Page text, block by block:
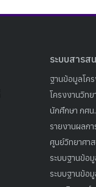
ระบบสารส
ฐานข้อมูลโค
โครงงานวิท
นักศึกษา กศน.
รายงานผลก
ศูนย์วิทยาศา
ระบบฐานข้อ
ระบบฐานข้อ